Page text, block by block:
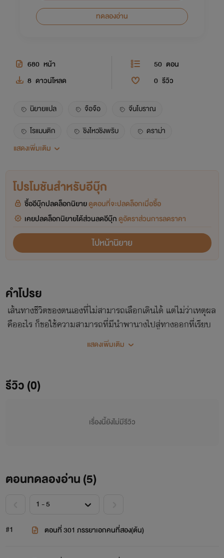
ทดลองอ่าน
680 หน้า 50 ตอน
8 ดาวน์โหลด 0 รีวิว
นิยายแปล จือจือ
จีนโบราณ
โรแมนติก
ชิงไหวชิงพริบ
ดราม่า
สวีลิ่งอี๋
แสดงเพิ่มเติม
โปรโมชันสำหรับอีบุ๊ก
ซื้ออีบุ๊กปลดล็อกนิยายดูตอนที่จะปลดล็อกเมื่อซื้อ
เคยปลดล็อกนิยายได้ส่วนลดอีบุ๊ก ดูอัตราส่วนการลดราคา
ไปหน้านิยาย
คำโปรย
เส้นทางชีวิตของตนเองที่ไม่สามารถเลือกเดินได้ แต่ไม่ว่าเหตุผล
คืออะไร ก็ขอใช้ความสามารถที่มีนำพานางไปสู่ทางออกที่เรียบ
แสดงเพิ่มเติม
รีวิว (0)
เรื่องนี้ยังไม่มีรีวิว
ตอนทดลองอ่าน (5)
#1 ตอนที่ 301 ภรรยาเอกคนที่สอง(ต้น)